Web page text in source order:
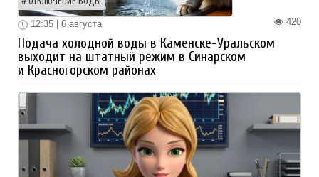
420
12:35 | 6 августа
Подача холодной воды в Каменске-Уральском
выходит на штатный режим в Синарском
и Красногорском районах